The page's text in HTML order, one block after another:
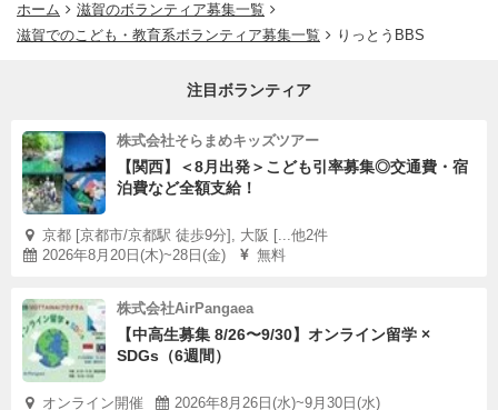
ホーム
滋賀のボランティア募集一覧
滋賀でのこども・教育系ボランティア募集一覧
りっとうBBS
注目ボランティア
株式会社そらまめキッズツアー
【関西】＜8月出発＞こども引率募集◎交通費・宿
泊費など全額支給！
京都 [京都市/京都駅 徒歩9分], 大阪 [...他2件
2026年8月20日(木)~28日(金)
無料
株式会社AirPangaea
【中高生募集 8/26〜9/30】オンライン留学 ×
SDGs（6週間）
オンライン開催
2026年8月26日(水)~9月30日(水)